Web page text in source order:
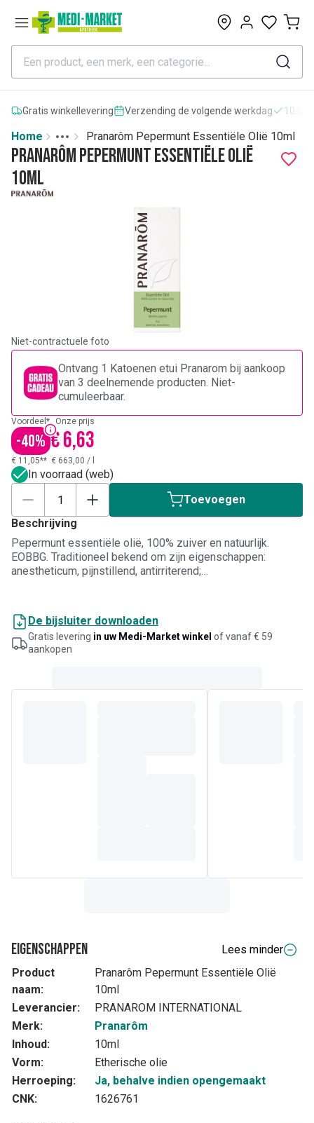
0
Gratis winkellevering Verzending de volgende werkdag
Home
More
Toggle menu
Pranarôm Pepermunt Essentiële Olië 10ml
Pranarôm Pepermunt Essentiële Olië
10ml
Niet-contractuele foto
Ontvang 1 Katoenen etui Pranarom bij aankoop
van 3 deelnemende producten. Niet-
cumuleerbaar.
Voordeel*
-40%
Onze prijs
€ 6,63
€ 11,05** € 663,00 /
In voorraad (web)
Toevoegen
Beschrijving
Pepermunt essentiële olië, 100% zuiver en natuurlijk.
EOBBG. Traditioneel bekend om zijn eigenschappen:
anestheticum, pijnstillend, antirriterend;
tonicum en algemeen stimulerend; beschermt de maag,
carminativum, tegen misselijkheid.
De bijsluiter downloaden
Gratis levering in uw Medi-Market winkel of vanaf € 59
aankopen
Eigenschappen
Lees minder
Product
naam:
Pranarôm Pepermunt Essentiële Olië
10ml
Leverancier:
PRANAROM INTERNATIONAL
Merk:
Pranarôm
Inhoud:
10ml
Vorm:
Etherische olie
Herroeping:
Ja, behalve indien opengemaakt
CNK:
1626761